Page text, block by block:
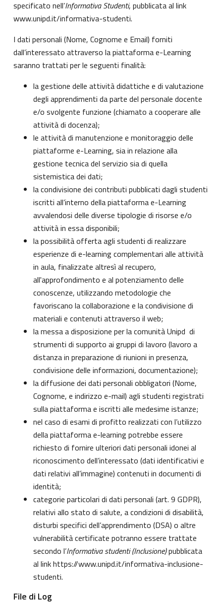
specificato nell’Informativa Studenti, pubblicata al link
www.unipd.it/informativa-studenti.
I dati personali (Nome, Cognome e Email) forniti
dall’interessato attraverso la piattaforma e-Learning
saranno trattati per le seguenti finalità:
la gestione delle attività didattiche e di valutazione
degli apprendimenti da parte del personale docente
e/o svolgente funzione (chiamato a cooperare alle
attività di docenza);
le attività di manutenzione e monitoraggio delle
piattaforme e-Learning, sia in relazione alla
gestione tecnica del servizio sia di quella
sistemistica dei dati;
la condivisione dei contributi pubblicati dagli studenti
iscritti all’interno della piattaforma e-Learning
avvalendosi delle diverse tipologie di risorse e/o
attività in essa disponibili;
la possibilità offerta agli studenti di realizzare
esperienze di e-learning complementari alle attività
in aula, finalizzate altresì al recupero,
all'approfondimento e al potenziamento delle
conoscenze, utilizzando metodologie che
favoriscano la collaborazione e la condivisione di
materiali e contenuti attraverso il web;
la messa a disposizione per la comunità Unipd di
strumenti di supporto ai gruppi di lavoro (lavoro a
distanza in preparazione di riunioni in presenza,
condivisione delle informazioni, documentazione);
la diffusione dei dati personali obbligatori (Nome,
Cognome, e indirizzo e-mail) agli studenti registrati
sulla piattaforma e iscritti alle medesime istanze;
nel caso di esami di profitto realizzati con l’utilizzo
della piattaforma e-learning potrebbe essere
richiesto di fornire ulteriori dati personali idonei al
riconoscimento dell’interessato (dati identificativi e
dati relativi all’immagine) contenuti in documenti di
identità;
categorie particolari di dati personali (art. 9 GDPR),
relativi allo stato di salute, a condizioni di disabilità,
disturbi specifici dell’apprendimento (DSA) o altre
vulnerabilità certificate potranno essere trattate
secondo l’Informativa studenti (Inclusione)pubblicata
al linkhttps://www.unipd.it/informativa-inclusione-
studenti.
File di Log